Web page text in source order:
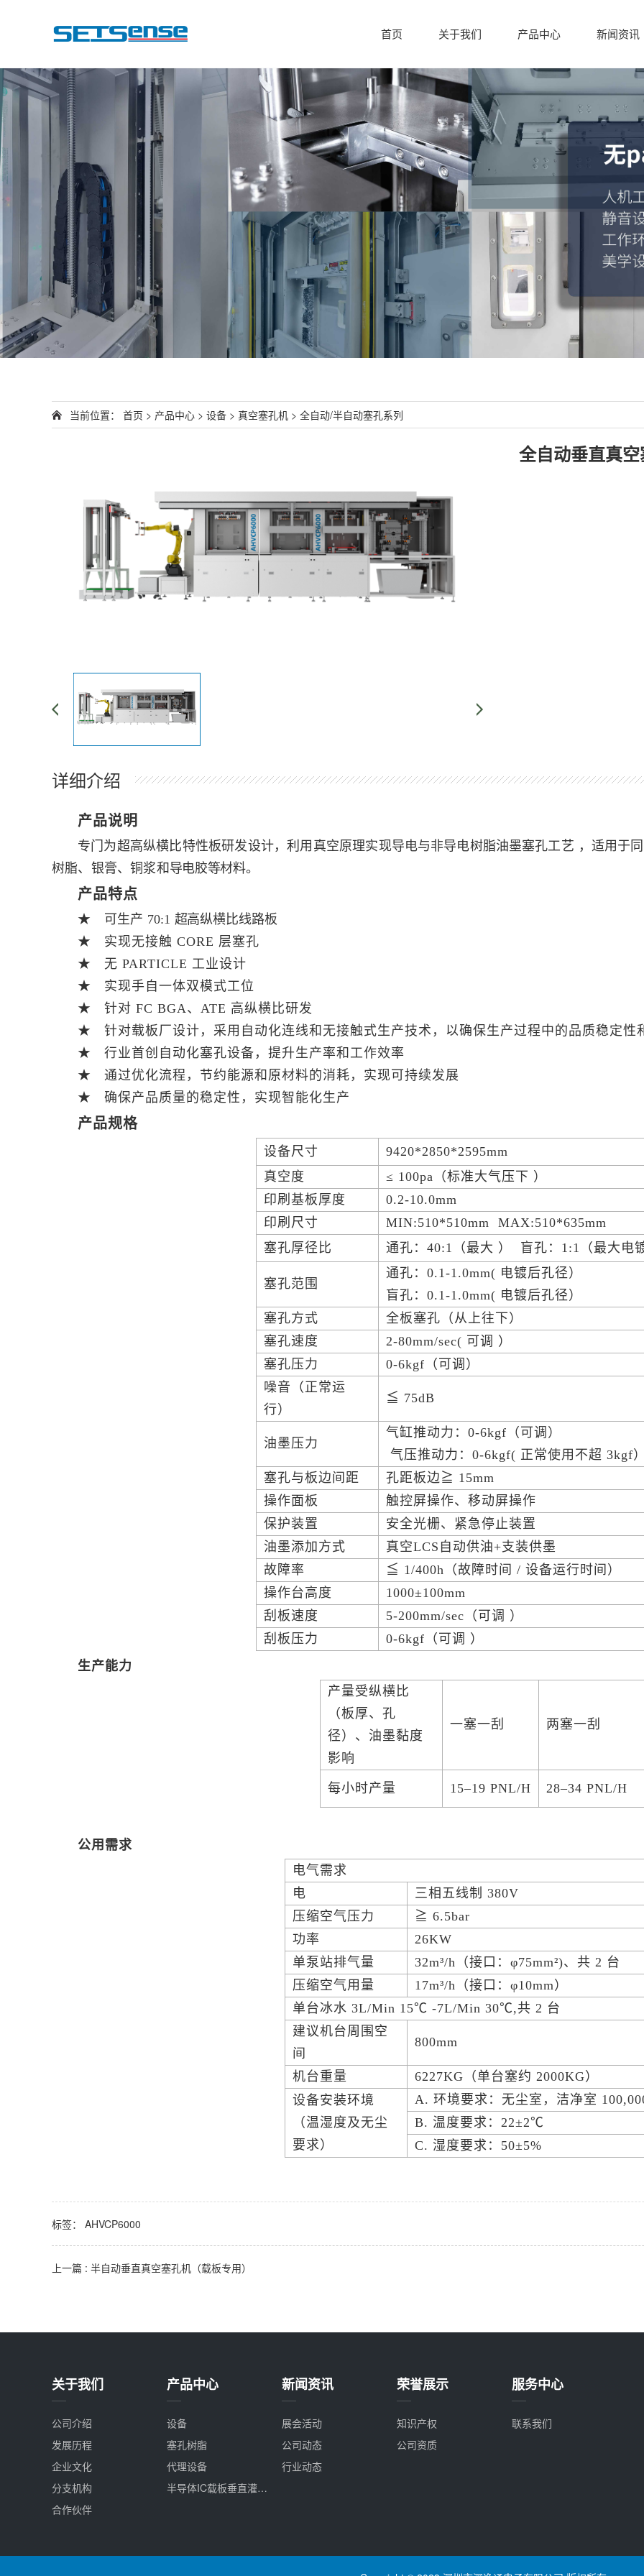
首页 关于我们 产品中心 新闻资讯
当前位置： 首页 > 产品中心 > 设备 > 真空塞孔机 > 全自动/半自动塞孔系列
全自动垂直真
详细介绍
产品说明
专门为超高纵横比特性板研发设计，利用真空原理实现导电与非导电树脂油墨塞孔工艺 ，适用于
树脂、银膏、铜浆和 导电胶等材料。
产品特点
★ 可生产 70:1 超高纵横比线路板
★ 实现无接触 CORE 层塞孔
★ 无 PARTICLE 工业设计
★ 实现手自一体双模式工位
★ 针对 FC BGA、ATE 高纵横比研发
★ 针对载板厂设计，采用自动化连线和无接触式生产技术，以确保生产过程中的品质稳定性
★ 行业首创自动化塞孔设备，提升生产率和工作效率
★ 通过优化流程，节约能源和原材料的消耗，实现可持续发展
★ 确保产品质量的稳定性，实现智能化生产
产品规格
设备尺寸
9420*2850*2595mm
真空度
≤ 100pa（标准大气压下 ）
印刷基板厚度
0.2-10.0mm
印刷尺寸
MIN:510*510mm MAX:510*635mm
塞孔厚径比
通孔：40:1（最大 ） 盲孔：1:1（最大电
塞孔范围
通孔：0.1-1.0mm( 电镀后孔径）
盲孔：0.1-1.0mm( 电镀后孔径）
塞孔方式
全板塞孔（从上往下）
塞孔速度
2-80mm/sec( 可调 ）
塞孔压力
0-6kgf（可调）
噪音（正常运
行）
≦ 75dB
油墨压力
气缸推动力：0-6kgf（可调）
气压推动力：0-6kgf( 正常使用不超 3kgf
塞孔与板边间距
孔距板边≧ 15mm
操作面板
触控屏操作、移动屏操作
保护装置
安全光栅、紧急停止装置
油墨添加方式
真空LCS自动供油+支装供墨
故障率
≦ 1/400h（故障时间 / 设备运行时间）
操作台高度
1000±100mm
刮板速度
5-200mm/sec（可调 ）
刮板压力
0-6kgf（可调 ）
生产能力
产量受纵横比
（板厚、孔
径）、油墨黏度
影响
一塞一刮 两塞一刮
每小时产量 15–19 PNL/H 28–34 PNL/H
公用需求
电气需求
电
三相五线制 380V
压缩空气压力
≧ 6.5bar
功率
26KW
单泵站排气量
32m³/h（接口：φ75mm²)、共 2 台
压缩空气用量
17m³/h（接口：φ10mm）
单台冰水 3L/Min 15℃ -7L/Min 30℃,共 2 台
建议机台周围空
间
800mm
机台重量
6227KG（单台塞约 2000KG）
设备安装环境
（温湿度及无尘
要求）
A. 环境要求：无尘室，洁净室
B. 温度要求：22±2℃
C. 湿度要求：50±5%
标签： AHVCP6000
上一篇 : 半自动垂直真空塞孔机（载板专用）
关于我们
公司介绍
发展历程
企业文化
分支机构
合作伙伴
产品中心
设备
塞孔树脂
代理设备
半导体IC载板垂直灌孔&精密研磨(可量产)
新闻资讯
展会活动
公司动态
行业动态
荣誉展示
知识产权
公司资质
服务中心
联系我们